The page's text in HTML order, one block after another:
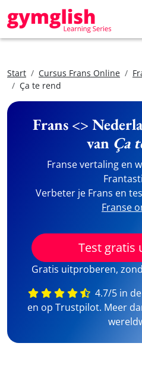
Start Cursus Frans Online
Ça te rend
Frans <>
van Ça
Franse vertaling en
Verbeter je Frans en
Franse
Test gratis
Gratis uitproberen,
4.7/5 in
en op Trustpilot. Meer